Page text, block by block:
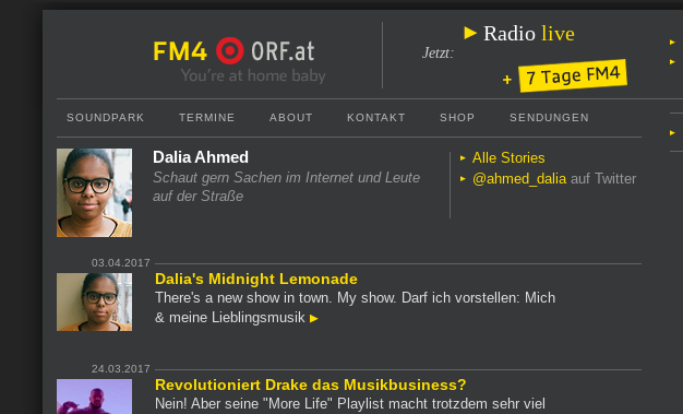
Radio live
Jetzt:
SOUNDPARK TERMINE ABOUT KONTAKT SHOP SENDUNGEN
Dalia Ahmed
Schaut gern Sachen im Internet und Leute
auf der Straße
Alle Stories
@ahmed_daliaauf Twitter
03.04.2017
Dalia's Midnight Lemonade
There's a new show in town. My show. Darf ich vorstellen: Mich
& meine Lieblingsmusik
24.03.2017
Revolutioniert Drake das Musikbusiness?
Nein! Aber seine "More Life" Playlist macht trotzdem sehr viel